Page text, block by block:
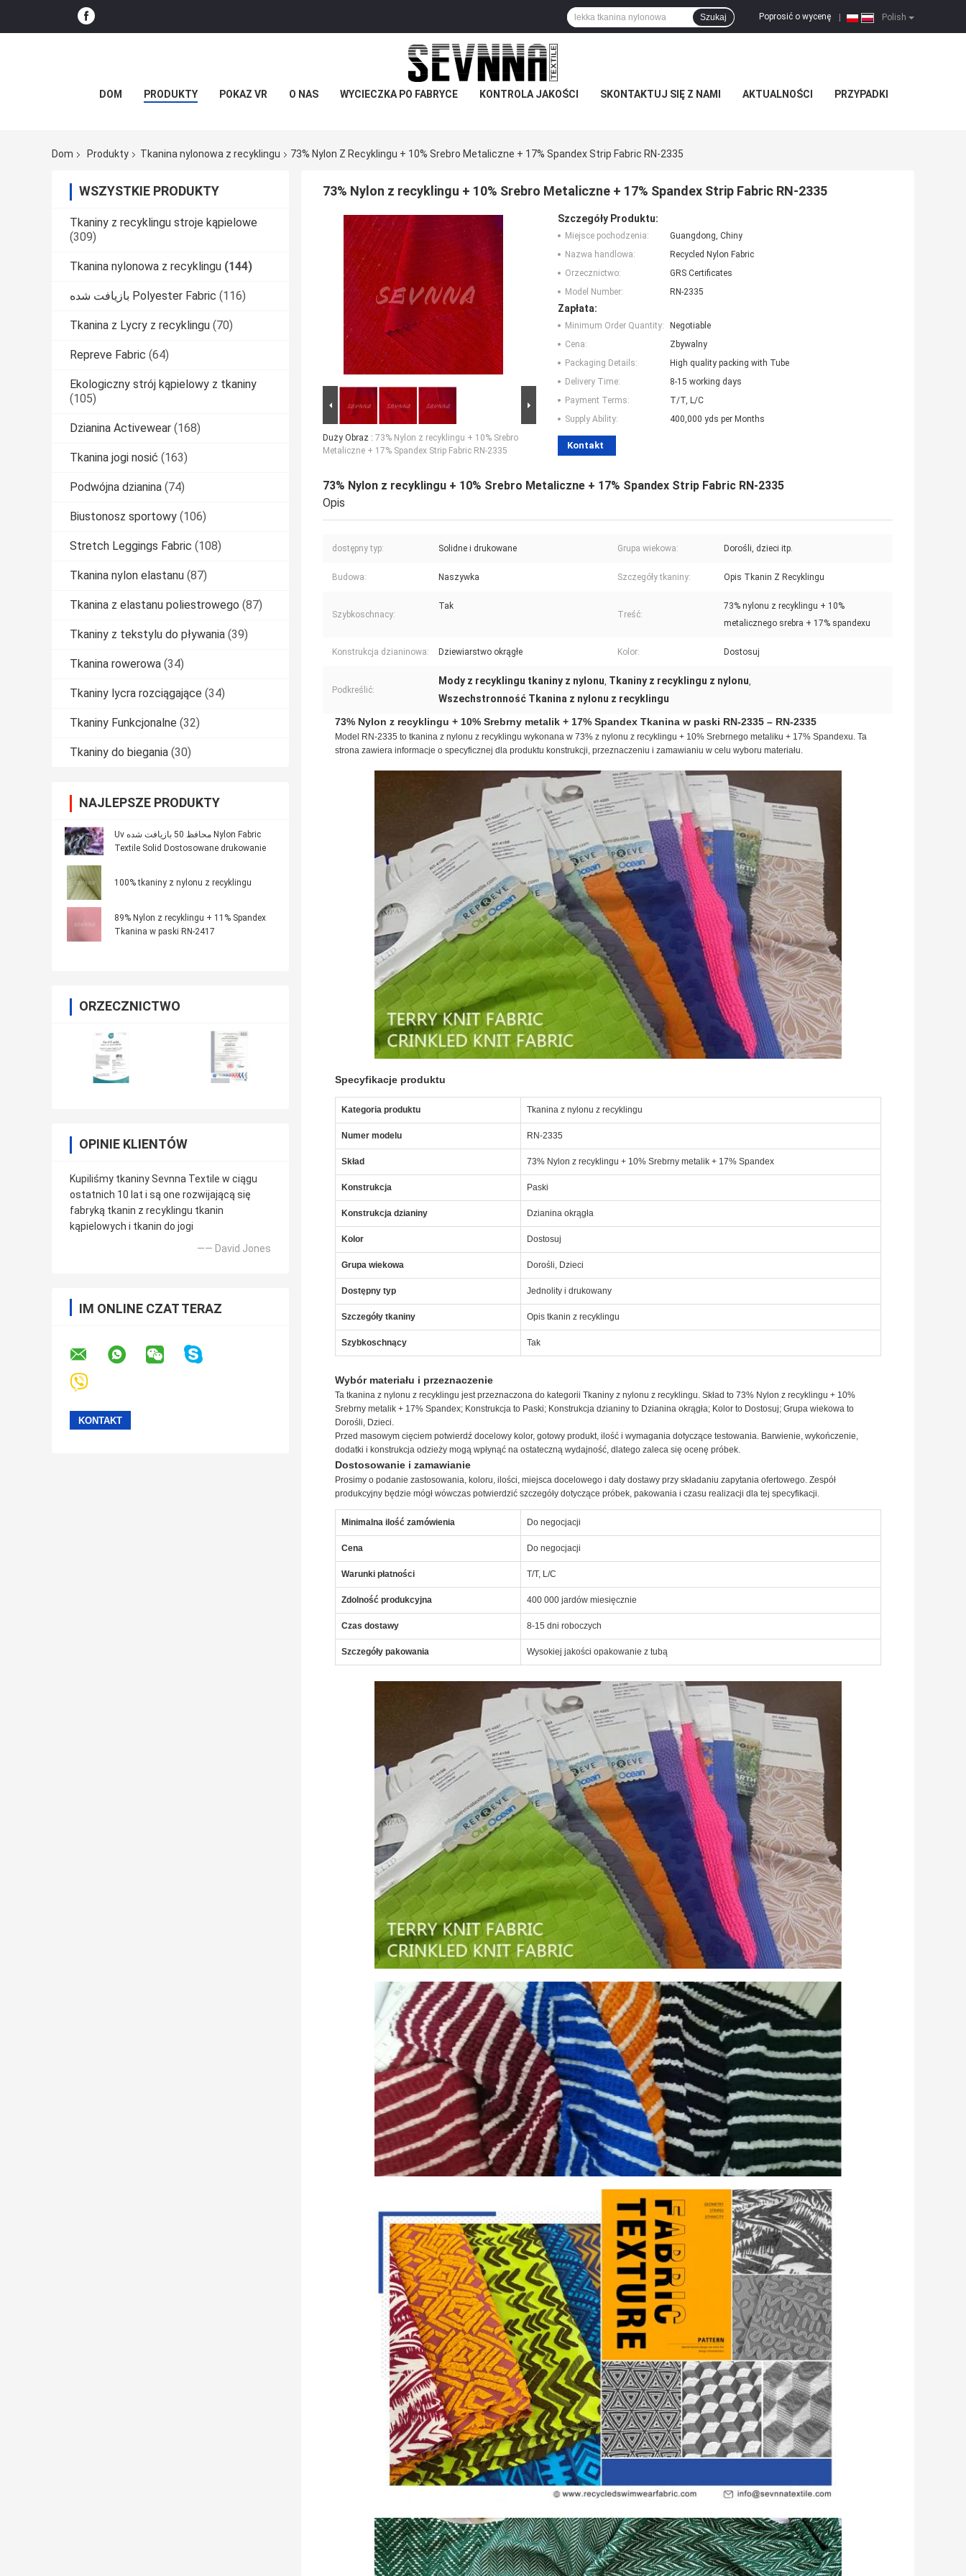
Polish
Poprosić o wycenę
Szukaj
DOM PRODUKTY POKAZ VR O NAS WYCIECZKA PO FABRYCE KONTROLA JAKOŚCI SKONTAKTUJ SIĘ Z NAMI AKTUALNOŚCI PRZYPADKI
Dom Produkty Tkanina nylonowa z recyklingu 73% Nylon Z Recyklingu + 10% Srebro Metaliczne + 17% Spandex Strip Fabric RN-2335
WSZYSTKIE PRODUKTY
Tkaniny z recyklingu stroje kąpielowe
(309)
Tkanina nylonowa z recyklingu (144)
بازیافت شده Polyester Fabric (116)
Tkanina z Lycry z recyklingu (70)
Repreve Fabric (64)
Ekologiczny strój kąpielowy z tkaniny
(105)
Dzianina Activewear (168)
Tkanina jogi nosić (163)
Podwójna dzianina (74)
Biustonosz sportowy (106)
Stretch Leggings Fabric (108)
Tkanina nylon elastanu (87)
Tkanina z elastanu poliestrowego (87)
Tkaniny z tekstylu do pływania (39)
Tkanina rowerowa (34)
Tkaniny lycra rozciągające (34)
Tkaniny Funkcjonalne (32)
Tkaniny do biegania (30)
NAJLEPSZE PRODUKTY
Uv محافظ 50 بازیافت شده Nylon Fabric
Textile Solid Dostosowane drukowanie
100% tkaniny z nylonu z recyklingu
89% Nylon z recyklingu + 11% Spandex
Tkanina w paski RN-2417
ORZECZNICTWO
OPINIE KLIENTÓW
Kupiliśmy tkaniny Sevnna Textile w ciągu
ostatnich 10 lat i są one rozwijającą się
fabryką tkanin z recyklingu tkanin
kąpielowych i tkanin do jogi
—— David Jones
IM ONLINE CZAT TERAZ
73% Nylon z recyklingu + 10% Srebro Metaliczne + 17% Spandex Strip Fabric RN-2335
Duży Obraz : 73% Nylon z recyklingu + 10% Srebro
Metaliczne + 17% Spandex Strip Fabric RN-2335
Szczegóły Produktu:
Miejsce pochodzenia:
Guangdong, Chiny
Nazwa handlowa:
Recycled Nylon Fabric
Orzecznictwo:
GRS Certificates
Model Number:
RN-2335
Zapłata:
Minimum Order Quantity:
Negotiable
Cena:
Zbywalny
Packaging Details:
High quality packing with Tube
Delivery Time:
8-15 working days
Payment Terms:
T/T, L/C
Supply Ability:
400,000 yds per Months
Kontakt
73% Nylon z recyklingu + 10% Srebro Metaliczne + 17% Spandex Strip Fabric RN-2335
Opis
dostępny typ: Solidne i drukowane Grupa wiekowa: Dorośli, dzieci itp.
Budowa: Naszywka Szczegóły tkaniny: Opis Tkanin Z Recyklingu
Szybkoschnacy:
Tak
Treść:
73% nylonu z recyklingu + 10%
metalicznego srebra + 17% spandexu
Konstrukcja dzianinowa: Dziewiarstwo okrągłe Kolor: Dostosuj
Podkreślić:
Mody z recyklingu tkaniny z nylonu, Tkaniny z recyklingu z nylonu,
Wszechstronność Tkanina z nylonu z recyklingu
73% Nylon z recyklingu + 10% Srebrny metalik + 17% Spandex Tkanina w paski RN-2335 – RN-2335
Model RN-2335 to tkanina z nylonu z recyklingu wykonana w 73% z nylonu z recyklingu + 10% Srebrnego metaliku + 17% Spandexu. Ta
strona zawiera informacje o specyficznej dla produktu konstrukcji, przeznaczeniu i zamawianiu w celu wyboru materiału.
Specyfikacje produktu
Kategoria produktu Tkanina z nylonu z recyklingu
Numer modelu RN-2335
Skład 73% Nylon z recyklingu + 10% Srebrny metalik + 17% Spandex
Konstrukcja Paski
Konstrukcja dzianiny Dzianina okrągła
Kolor Dostosuj
Grupa wiekowa Dorośli, Dzieci
Dostępny typ Jednolity i drukowany
Szczegóły tkaniny Opis tkanin z recyklingu
Szybkoschnący Tak
Wybór materiału i przeznaczenie
Ta tkanina z nylonu z recyklingu jest przeznaczona do kategorii Tkaniny z nylonu z recyklingu. Skład to 73% Nylon z recyklingu + 10%
Srebrny metalik + 17% Spandex; Konstrukcja to Paski; Konstrukcja dzianiny to Dzianina okrągła; Kolor to Dostosuj; Grupa wiekowa to
Dorośli, Dzieci.
Przed masowym cięciem potwierdź docelowy kolor, gotowy produkt, ilość i wymagania dotyczące testowania. Barwienie, wykończenie,
dodatki i konstrukcja odzieży mogą wpłynąć na ostateczną wydajność, dlatego zaleca się ocenę próbek.
Dostosowanie i zamawianie
Prosimy o podanie zastosowania, koloru, ilości, miejsca docelowego i daty dostawy przy składaniu zapytania ofertowego. Zespół
produkcyjny będzie mógł wówczas potwierdzić szczegóły dotyczące próbek, pakowania i czasu realizacji dla tej specyfikacji.
Minimalna ilość zamówienia Do negocjacji
Cena Do negocjacji
Warunki płatności T/T, L/C
Zdolność produkcyjna 400 000 jardów miesięcznie
Czas dostawy 8-15 dni roboczych
Szczegóły pakowania Wysokiej jakości opakowanie z tubą